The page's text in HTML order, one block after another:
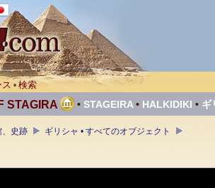
ス • 検索
STAGIRA • STAGEIRA • HALKIDIKI • ギ
、史跡 ギリシャ • すべてのオブジェクト